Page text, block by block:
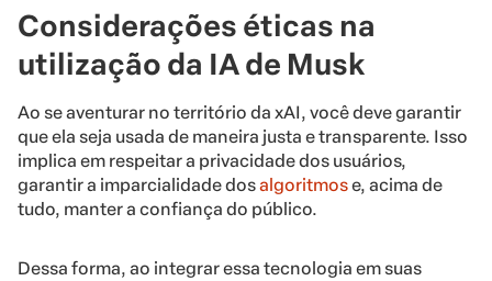
Considerações éticas na
utilização da IA de Musk
Ao se aventurar no território da xAI, você deve garantir
que ela seja usada de maneira justa e transparente. Isso
implica em respeitar a privacidade dos usuários,
garantir a imparcialidade dosalgoritmose, acima de
tudo, manter a confiança do público.
Dessa forma, ao integrar essa tecnologia em suas